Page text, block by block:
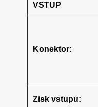
VSTUP
Konektor:
Zisk vstupu: